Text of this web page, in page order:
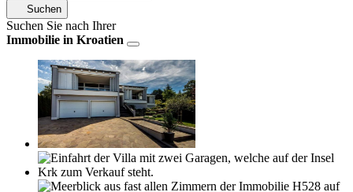
Suchen
Suchen Sie nach Ihrer
Immobilie in Kroatien